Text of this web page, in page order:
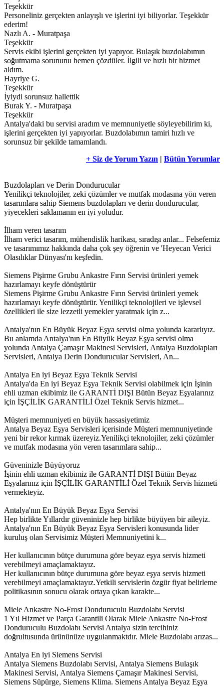
Teşekkür
Personeliniz gerçekten anlayışlı ve işlerini iyi biliyorlar. Teşekkür
ederim!
Nazlı A. - Muratpaşa
Teşekkür
Servis ekibi işlerini gerçekten iyi yapıyor. Bulaşık buzdolabımın
soğutmama sorununu hemen çözdüler. İlgili ve hızlı bir hizmet
aldım.
Hayriye G.
Teşekkür
İyiydi sorunsuz hallettik
Burak Y. - Muratpaşa
Teşekkür
Antalya'daki bu servisi aradım ve memnuniyetle söyleyebilirim ki,
işlerini gerçekten iyi yapıyorlar. Buzdolabımın tamiri hızlı ve
sorunsuz bir şekilde tamamlandı.
+ Siz de Yorum Yazın | Bütün Yorumlar
Buzdolapları ve Derin Dondurucular
Yenilikçi teknolojiler, zeki çözümler ve mutfak modasına yön veren
tasarımlara sahip Siemens buzdolapları ve derin dondurucular,
yiyecekleri saklamanın en iyi yoludur.
İlham veren tasarım
İlham verici tasarım, mühendislik harikası, sıradışı anlar... Felsefemiz
ve tasarımımız hakkında daha çok şey öğrenin ve 'Heyecan Verici
Olasılıklar Dünyası'nı keşfedin.
Siemens Pişirme Grubu Ankastre Fırın Servisi ürünleri yemek
hazırlamayı keyfe dönüştürür
Siemens Pişirme Grubu Ankastre Fırın Servisi ürünleri yemek
hazırlamayı keyfe dönüştürür. Yenilikçi teknolojileri ve işlevsel
özellikleri ile size lezzetli yemekler yaratmak için z...
Antalya'nın En Büyük Beyaz Eşya servisi olma yolunda kararlıyız.
Bu anlamda Antalya'nın En Büyük Beyaz Eşya servisi olma
yolunda Antalya Çamaşır Makinesi Servisleri, Antalya Buzdolapları
Servisleri, Antalya Derin Dondurucular Servisleri, An...
Antalya En iyi Beyaz Eşya Teknik Servisi
Antalya'da En iyi Beyaz Eşya Teknik Servisi olabilmek için İşinin
ehli uzman ekibimiz ile GARANTİ DIŞI Bütün Beyaz Eşyalarınız
için İŞÇİLİK GARANTİLİ Özel Teknik Servis hizmet...
Müşteri memnuniyeti en büyük hassasiyetimiz
Antalya Beyaz Eşya Servisleri içerisinde Müşteri memnuniyetinde
yeni bir rekor kırmak üzereyiz.Yenilikçi teknolojiler, zeki çözümler
ve mutfak modasına yön veren tasarımlara sahip...
Güveninizle Büyüyoruz
İşinin ehli uzman ekibimiz ile GARANTİ DIŞI Bütün Beyaz
Eşyalarınız için İŞÇİLİK GARANTİLİ Özel Teknik Servis hizmeti
vermekteyiz.
Antalya'nın En Büyük Beyaz Eşya Servisi
Hep birlikte Yıllardır güveninizle hep birlikte büyüyen bir aileyiz.
Antalya'nın En Büyük Beyaz Eşya Servisleri konusunda lider
kuruluş olan Servisimiz Müşteri Memnuniyetini k...
Her kullanıcının bütçe durumuna göre beyaz eşya servis hizmeti
verebilmeyi amaçlamaktayız.
Her kullanıcının bütçe durumuna göre beyaz eşya servis hizmeti
verebilmeyi amaçlamaktayız.Yetkili servislerin özgür fiyat belirleme
politikasının sonucu olarak ortaya çıkan karakte...
Miele Ankastre No-Frost Donduruculu Buzdolabı Servisi
1 Yıl Hizmet ve Parça Garantili Olarak Miele Ankastre No-Frost
Donduruculu Buzdolabı Servisi Antalya sizin tercihiniz
doğrultusunda ürününüze uygulanmaktdır. Miele Buzdolabı arızas...
Antalya En iyi Siemens Servisi
Antalya Siemens Buzdolabı Servisi, Antalya Siemens Bulaşık
Makinesi Servisi, Antalya Siemens Çamaşır Makinesi Servisi,
Siemens Süpürge, Siemens Klima. Siemens Antalya Beyaz Eşya